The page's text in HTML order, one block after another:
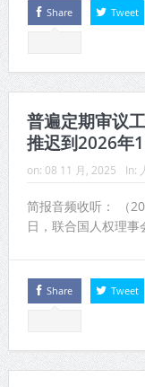
Share Tweet
普遍定期审议
推迟到2026年
on: 08 11 月, 2025 In:
简报音频收听： （
日，联合国人权理
Share Tweet